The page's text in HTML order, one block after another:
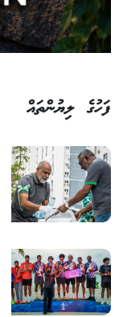
ފަހުގެ ލިޔުންތައް